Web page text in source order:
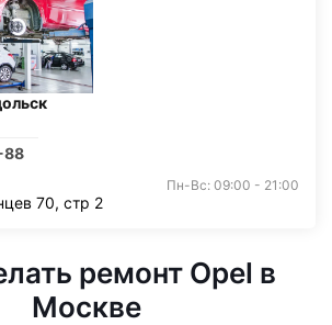
88
Пн-Вс: 09:00 - 21:00
70, стр 2
ремонт Opel в
Москве